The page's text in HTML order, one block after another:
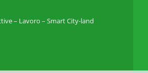
– Lavoro – Smart City-land